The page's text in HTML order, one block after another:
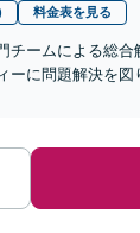
料金表を見る
チームによる総
ーに問題解決を